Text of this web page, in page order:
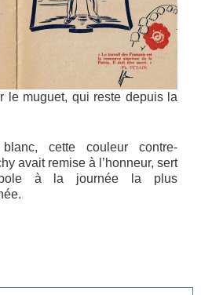
le muguet, qui reste depuis la
cette couleur contre-
avait remise à l’honneur, sert
à la journée la plus